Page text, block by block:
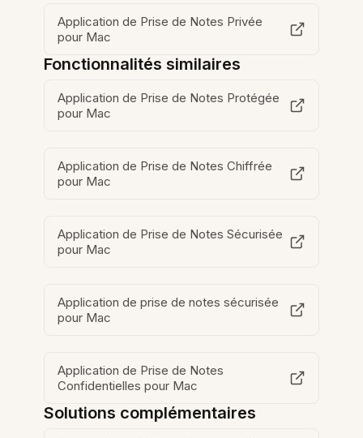
Application de Prise de Notes Privée
pour Mac
Fonctionnalités similaires
Application de Prise de Notes Protégée
pour Mac
Application de Prise de Notes Chiffrée
pour Mac
Application de Prise de Notes Sécurisée
pour Mac
Application de prise de notes sécurisée
pour Mac
Application de Prise de Notes
Confidentielles pour Mac
Solutions complémentaires